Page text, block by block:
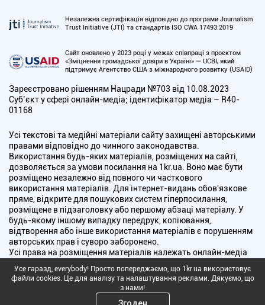
Незалежна сертифікація відповідно до програми Journalism
Trust Initiative (JTI) та стандартів ISO CWA 17493:2019
Сайт оновлено у 2023 році у межах співпраці з проєктом
«Зміцнення громадської довіри в Україні» — UCBI, який
підтримує Агентство США з міжнародного розвитку (USAID)
Зареєстровано рішенням Нацради №703 від 10.08.2023
Cуб’єкт у сфері онлайн-медіа; ідентифікатор медіа – R40-
01168
Усі текстові та медійні матеріали сайту захищені авторськими
правами відповідно до чинного законодавства.
Використання будь-яких матеріалів, розміщених на сайті,
дозволяється за умови посилання на 1kr.ua. Воно має бути
розміщено незалежно від повного чи часткового
використання матеріалів. Для інтернет-видань обов'язкове
пряме, відкрите для пошукових систем гіперпосилання,
розміщене в підзаголовку або першому абзаці матеріалу. У
будь-якому іншому випадку передрук, копіювання,
відтворення або інше використання матеріалів є порушенням
авторських прав і суворо заборонено.
Усі права на розміщення матеріалів належать онлайн-медіа
"Перший Криворізький". Медіа зареєстроване Національною
радою України з питань телебачення і радіомовлення.
Copyright © 2010 - 2026 Всі права захищені
Усе гаразд, everybody! Просто попереджаємо, що 1kr.ua використовує
файли cookies. Це для аналізу та налаштування реклами. Дякуємо, що
з нами!
Згоден